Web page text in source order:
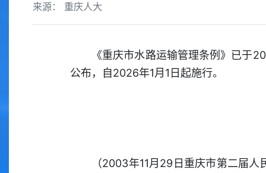
来源： 重庆人大
《重庆市水路运输管理条例》已于
公布，自2026年1月1日起施行。
（2003年11月29日重庆市第二届